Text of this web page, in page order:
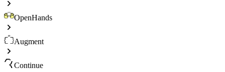
OpenHands
Augment
Continue